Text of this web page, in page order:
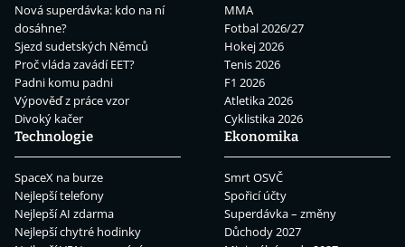
Nová superdávka: kdo na ní
dosáhne?
Sjezd sudetských Němců
Proč vláda zavádí EET?
Padni komu padni
Výpověď z práce vzor
Divoký kačer
MMA
Fotbal 2026/27
Hokej 2026
Tenis 2026
F1 2026
Atletika 2026
Cyklistika 2026
Technologie
SpaceX na burze
Nejlepší telefony
Nejlepší AI zdarma
Nejlepší chytré hodinky
Ekonomika
Smrt OSVČ
Spořicí účty
Superdávka – změny
Důchody 2027